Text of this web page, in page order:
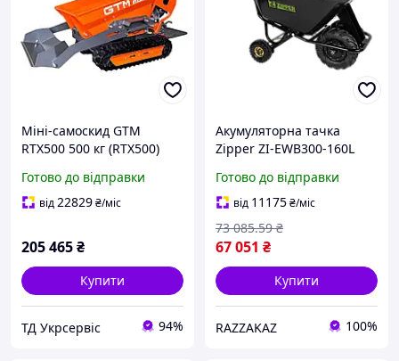
Міні-самоскид GTM
RTX500 500 кг (RTX500)
Готово до відправки
від22829₴/міс
205 465₴
Купити
ТД Укрсервіс 94%
Акумуляторна тачка
Zipper ZI-EWB300-160L
транспортування
вантажів
Готово до відправки
від 11175₴/міс
67 051 ₴
73 085.59 ₴
Купити
RAZZAKAZ 100%